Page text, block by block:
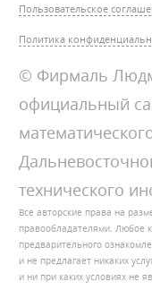
Пользовательское
Политика
© Фирмаль
официальный
технического
Все авторские права на
правообладателями. Любое
предварительного
и не предлагает никаких
и ни при каких условиях не